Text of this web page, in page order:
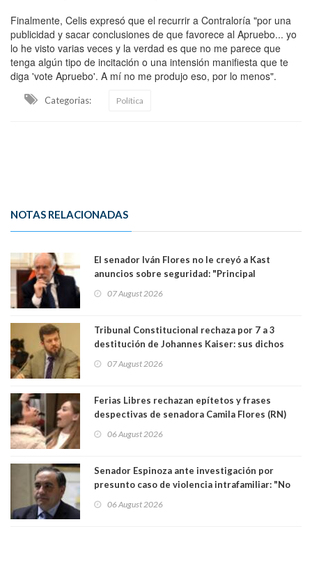
Finalmente, Celis expresó que el recurrir a Contraloría "por una
publicidad y sacar conclusiones de que favorece al Apruebo... yo
lo he visto varias veces y la verdad es que no me parece que
tenga algún tipo de incitación o una intensión manifiesta que te
diga 'vote Apruebo'. A mí no me produjo eso, por lo menos".
Categorias: Política
NOTAS RELACIONADAS
El senador Iván Flores no le creyó a Kast
anuncios sobre seguridad: "Principal
perseguir ruta del dinero y levantar secreto
07 August 2026
Tribunal Constitucional rechaza por 7 a 3
destitución de Johannes Kaiser: sus dichos
justicia constitucional porque no es diputado
07 August 2026
Ferias Libres rechazan epítetos y frases
despectivas de senadora Camila Flores (RN)
06 August 2026
Senador Espinoza ante investigación por
presunto caso de violencia intrafamiliar: "No
antecedentes a Tribunal Supremo
06 August 2026